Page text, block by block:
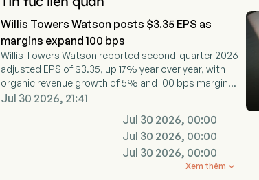
Willis Towers Watson posts $3.35 EPS as
margins expand 100 bps
Willis Towers Watson reported second-quarter 2026
adjusted EPS of $3.35, up 17% year over year, with
organic revenue growth of 5% and 100 bps margin
expansion.
Jul 30 2026, 21:41
Jul 30 2026, 00:00
Jul 30 2026, 00:00
Jul 30 2026, 00:00

Xem thêm